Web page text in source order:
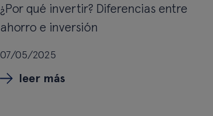
¿Por qué invertir? Diferencias entre
ahorro e inversión
07/05/2025
leer más